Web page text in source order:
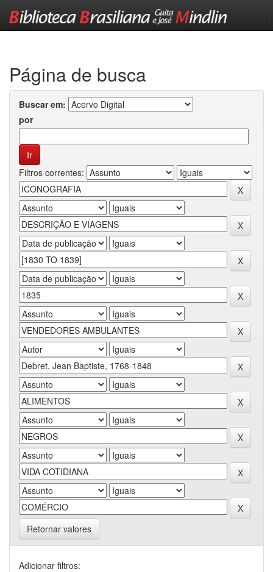
Página de busca
Buscar em:
por
Filtros correntes:
Retornar valores
Adicionar filtros: